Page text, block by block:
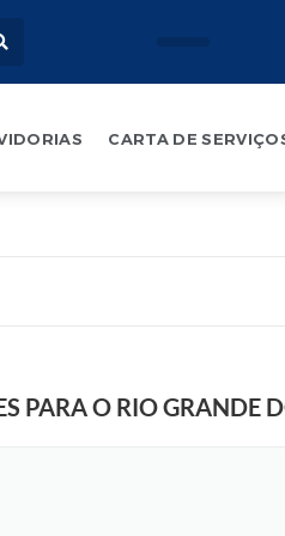
CARTA DE
PARA O RIO GRANDE
o
O